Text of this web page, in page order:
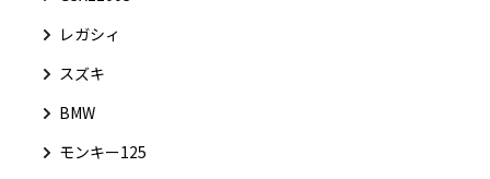
レガシィ
スズキ
BMW
モンキー125